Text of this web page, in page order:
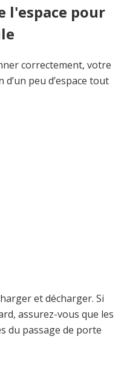
l'espace pour
correctement, votre
peu d’espace tout
et décharger. Si
assurez-vous que les
du passage de porte